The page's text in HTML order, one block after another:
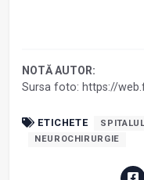
NOTĂ AUTOR:
Sursa foto: https://
ETICHETE
NEUROCHIRURGIE